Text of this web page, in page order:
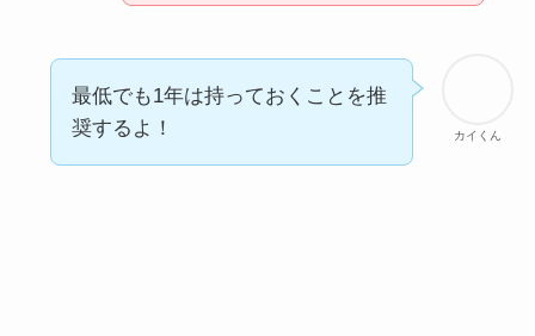
カイくん
最低でも1年は持っておくことを推
奨するよ！